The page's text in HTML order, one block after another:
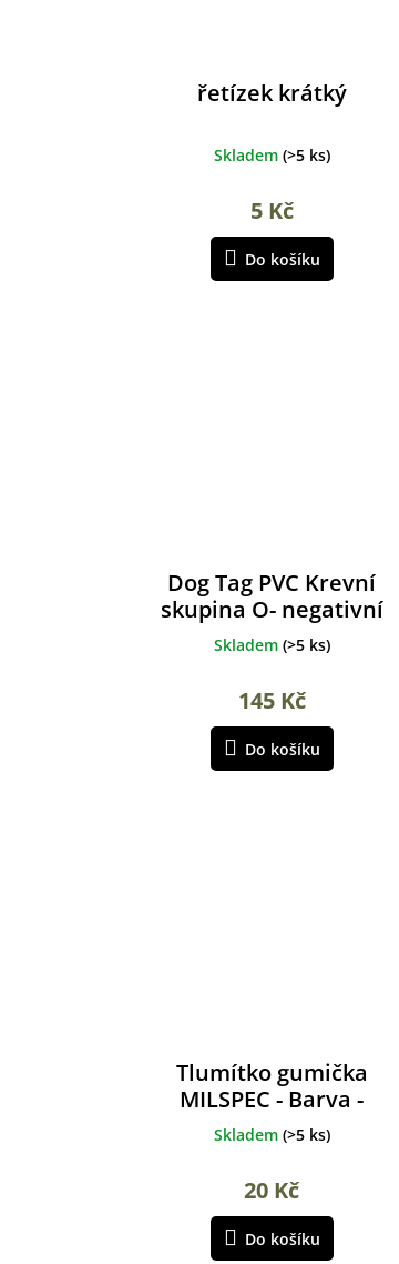
řetízek krátký
Skladem (>5 ks)
5 Kč
Do košíku
Dog Tag PVC Krevní
skupina O- negativní
Skladem (>5 ks)
145 Kč
Do košíku
Tlumítko gumička
MILSPEC - Barva -
Růžová
Skladem (>5 ks)
20 Kč
Do košíku